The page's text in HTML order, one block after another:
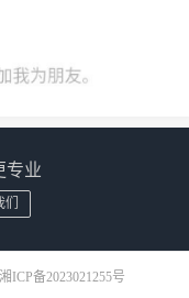
专业
湘ICP备2023021255号